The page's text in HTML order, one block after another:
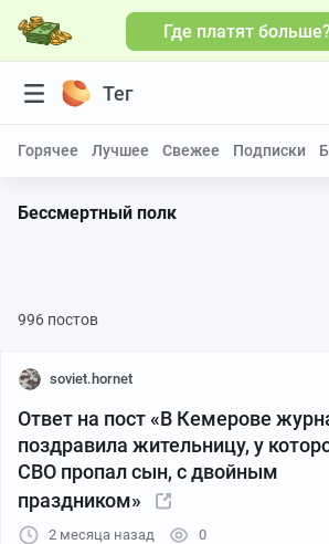
Где платят
Тег
Горячее Лучшее Свежее Подписки
Бессмертный полк
996 постов
soviet.hornet
Ответ на пост «В Кемерове
поздравила жительницу, у
СВО пропал сын, с двойным
праздником»
2 месяца назад 0